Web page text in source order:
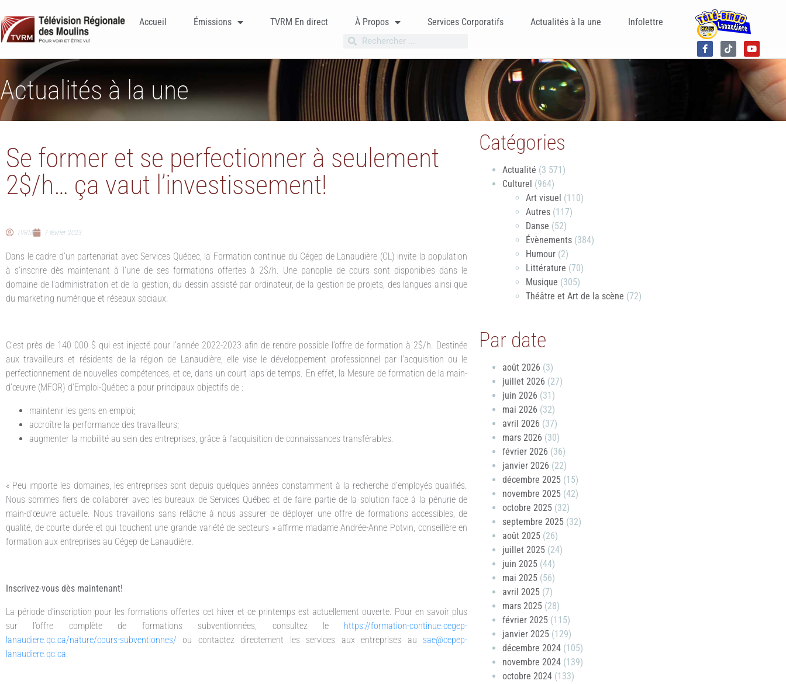
Accueil Émissions TVRM En direct À Propos Services Corporatifs Actualités à la une Infolettre
Actualités à la une
Se former et se perfectionner à seulement
2$/h… ça vaut l’investissement!
TVRM 7 février 2023
Dans le cadre d’un partenariat avec Services Québec, la Formation continue du Cégep de Lanaudière (CL) invite la population
à s’inscrire dès maintenant à l’une de ses formations offertes à 2$/h. Une panoplie de cours sont disponibles dans le
domaine de l’administration et de la gestion, du dessin assisté par ordinateur, de la gestion de projets, des langues ainsi que
du marketing numérique et réseaux sociaux.
C’est près de 140 000 $ qui est injecté pour l’année 2022-2023 afin de rendre possible l’offre de formation à 2$/h. Destinée
aux travailleurs et résidents de la région de Lanaudière, elle vise le développement professionnel par l’acquisition ou le
perfectionnement de nouvelles compétences, et ce, dans un court laps de temps. En effet, la Mesure de formation de la main-
d’œuvre (MFOR) d’Emploi-Québec a pour principaux objectifs de :
maintenir les gens en emploi;
accroître la performance des travailleurs;
augmenter la mobilité au sein des entreprises, grâce à l’acquisition de connaissances transférables.
« Peu importe les domaines, les entreprises sont depuis quelques années constamment à la recherche d’employés qualifiés.
Nous sommes fiers de collaborer avec les bureaux de Services Québec et de faire partie de la solution face à la pénurie de
main-d’œuvre actuelle. Nous travaillons sans relâche à nous assurer de déployer une offre de formations accessibles, de
qualité, de courte durée et qui touchent une grande variété de secteurs » affirme madame Andrée-Anne Potvin, conseillère en
formation aux entreprises au Cégep de Lanaudière.
Inscrivez-vous dès maintenant!
La période d’inscription pour les formations offertes cet hiver et ce printemps est actuellement ouverte. Pour en savoir plus
sur l’offre complète de formations subventionnées, consultez le https://formation-continue.cegep-
lanaudiere.qc.ca/nature/cours-subventionnes/ ou contactez directement les services aux entreprises au sae@cepep-
lanaudiere.qc.ca.
Catégories
Actualité (3 571)
Culturel (964)
Art visuel (110)
Autres (117)
Danse (52)
Évènements (384)
Humour (2)
Littérature (70)
Musique (305)
Théâtre et Art de la scène (72)
Par date
août 2026 (3)
juillet 2026 (27)
juin 2026 (31)
mai 2026 (32)
avril 2026 (37)
mars 2026 (30)
février 2026 (36)
janvier 2026 (22)
décembre 2025 (15)
novembre 2025 (42)
octobre 2025 (32)
septembre 2025 (32)
août 2025 (26)
juillet 2025 (24)
juin 2025 (44)
mai 2025 (56)
avril 2025 (7)
mars 2025 (28)
février 2025 (115)
janvier 2025 (129)
décembre 2024 (105)
novembre 2024 (139)
octobre 2024 (133)